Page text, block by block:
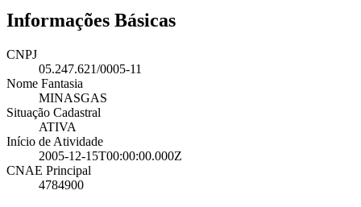
Informações Básicas
CNPJ
05.247.621/0005-11
Nome Fantasia
MINASGAS
Situação Cadastral
ATIVA
Início de Atividade
2005-12-15T00:00:00.000Z
CNAE Principal
4784900